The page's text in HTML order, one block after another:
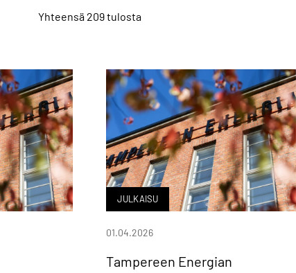
Yhteensä 209 tulosta
JULKAISU
Tampereen Energian
01.04.2026